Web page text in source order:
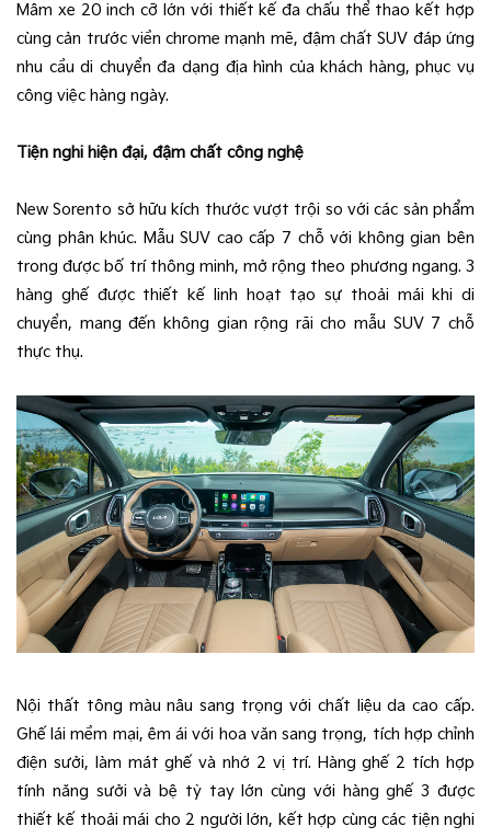
Mâm xe 20 inch cỡ lớn với thiết kế đa chấu thể thao kết hợp
cùng cản trước viền chrome mạnh mẽ, đậm chất SUV đáp ứng
nhu cầu di chuyển đa dạng địa hình của khách hàng, phục vụ
công việc hàng ngày.
Tiện nghi hiện đại, đậm chất công nghệ
New Sorento sở hữu kích thước vượt trội so với các sản phẩm
cùng phân khúc. Mẫu SUV cao cấp 7 chỗ với không gian bên
trong được bố trí thông minh, mở rộng theo phương ngang. 3
hàng ghế được thiết kế linh hoạt tạo sự thoải mái khi di
chuyển, mang đến không gian rộng rãi cho mẫu SUV 7 chỗ
thực thụ.
Nội thất tông màu nâu sang trọng với chất liệu da cao cấp.
Ghế lái mềm mại, êm ái với hoa văn sang trọng, tích hợp chỉnh
điện sưởi, làm mát ghế và nhớ 2 vị trí. Hàng ghế 2 tích hợp
tính năng sưởi và bệ tỳ tay lớn cùng với hàng ghế 3 được
thiết kế thoải mái cho 2 người lớn, kết hợp cùng các tiện nghi